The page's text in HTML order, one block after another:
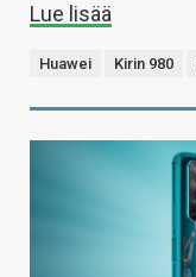
Lue lisää
Huawei Kirin 980